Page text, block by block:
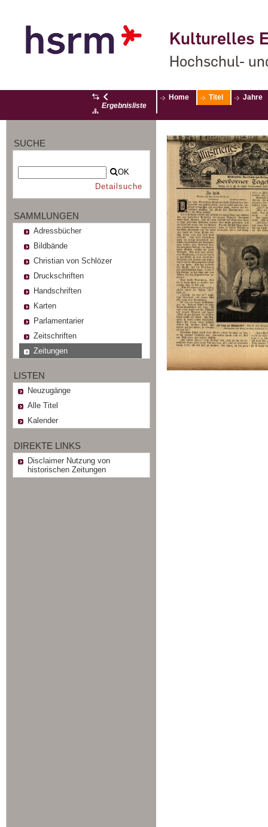
Kulturelles
Hochschul-
Ergebnisliste
Home Titel Jahre
SUCHE
OK
Detailsuche
SAMMLUNGEN
Adressbücher
Bildbände
Christian von Schlözer
Druckschriften
Handschriften
Karten
Parlamentarier
Zeitschriften
Zeitungen
LISTEN
Neuzugänge
Alle Titel
Kalender
DIREKTE LINKS
Disclaimer Nutzung von
historischen Zeitungen